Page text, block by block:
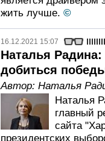
жить лучше. ©
16.12.2021 15:07
Наталья
добиться
Автор: Наталья
Наталья
главный
сайта
президентских